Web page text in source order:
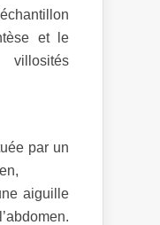
et le
par un
aiguille